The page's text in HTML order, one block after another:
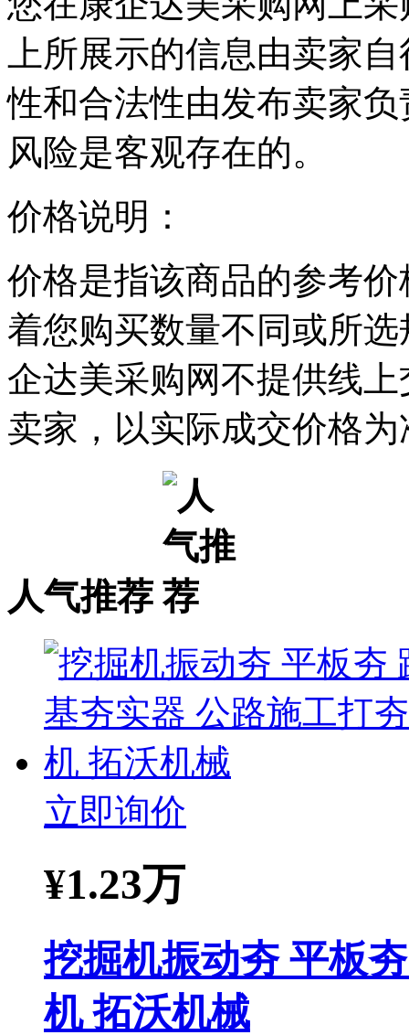
上所展示的信息由卖家
性和合法性由发布卖家
风险是客观存在的。
价格说明：
价格是指该商品的参考
着您购买数量不同或所
企达美采购网不提供线
卖家，以实际成交价格为
人气推荐
立即询价
¥1.23万
挖掘机振动夯 平板
机 拓沃机械